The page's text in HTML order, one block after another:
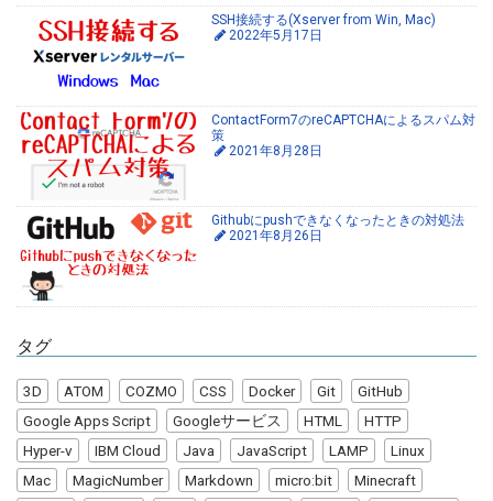
SSH接続する(Xserver from Win, Mac)
2022年5月17日
ContactForm7のreCAPTCHAによるスパム対
策
2021年8月28日
Githubにpushできなくなったときの対処法
2021年8月26日
タグ
3D ATOM COZMO CSS Docker Git
GitHub
Google Apps Script
Googleサービス HTML
HTTP
Hyper-v
IBM Cloud Java JavaScript LAMP
Linux
Mac
MagicNumber Markdown micro:bit Minecraft